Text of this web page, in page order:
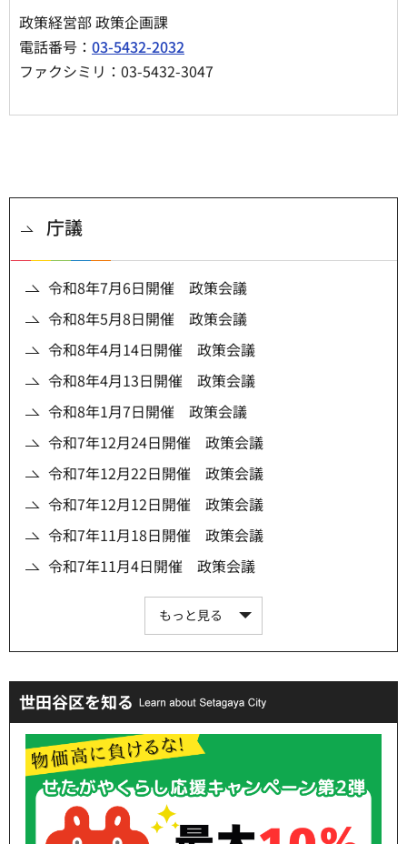
政策経営部 政策企画課
電話番号： 03-5432-2032
ファクシミリ：03-5432-3047
庁議
令和8年7月6日開催 政策会議
令和8年5月8日開催 政策会議
令和8年4月14日開催 政策会議
令和8年4月13日開催 政策会議
令和8年1月7日開催 政策会議
令和7年12月24日開催 政策会議
令和7年12月22日開催 政策会議
令和7年12月12日開催 政策会議
令和7年11月18日開催 政策会議
令和7年11月4日開催 政策会議
もっと見る
世田谷区を知る